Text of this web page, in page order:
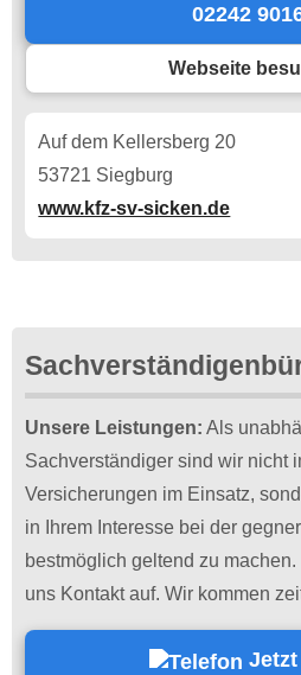
02242
Webseite
Auf dem Kellersberg 20
53721 Siegburg
www.kfz-sv-sicken.de
Unsere Leistungen: Als
Sachverständiger sind wir nicht
Versicherungen im Einsatz,
in Ihrem Interesse bei der
bestmöglich geltend zu
uns Kontakt auf. Wir kommen